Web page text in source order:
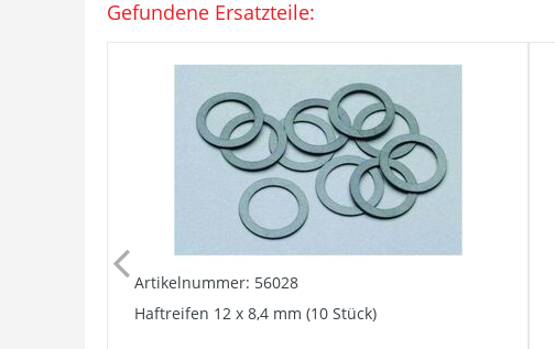
Gefundene Ersatzteile:
Artikelnummer: 56028
Haftreifen 12 x 8,4 mm (10 Stück)